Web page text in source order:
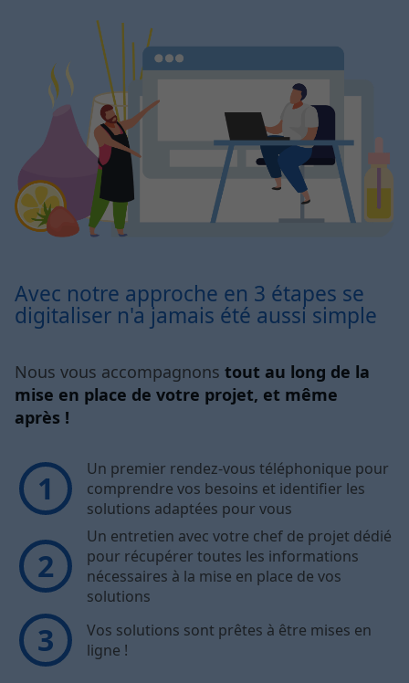
Avec notre approche en 3 étapes se
digitaliser n'a jamais été aussi simple
Nous vous accompagnons tout au long de la
mise en place de votre projet, et même
après !
Un premier rendez-vous téléphonique pour
comprendre vos besoins et identifier les
solutions adaptées pour vous
Un entretien avec votre chef de projet dédié
pour récupérer toutes les informations
nécessaires à la mise en place de vos
solutions
Vos solutions sont prêtes à être mises en
ligne !